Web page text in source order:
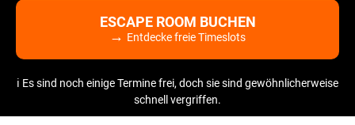
ESCAPE ROOM BUCHEN
→ Entdecke freie Timeslots
ℹ️ Es sind noch einige Termine frei, doch sie sind gewöhnlicherweise
schnell vergriffen.